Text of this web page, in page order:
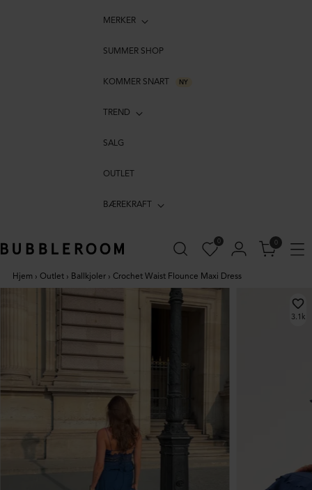
MERKER
SUMMER SHOP
KOMMER SNART NY
TREND
SALG
OUTLET
BÆREKRAFT
0 0
Hjem › Outlet › Ballkjoler › Crochet Waist Flounce Maxi Dress
3.1k